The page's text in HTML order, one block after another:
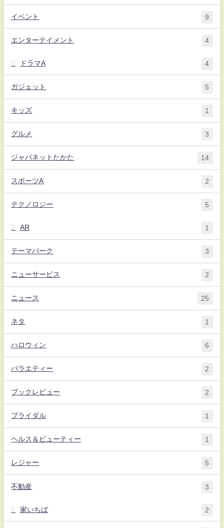
イベント 9
エンターテイメント 4
ドラマA 4
ガジェット 5
キッズ 1
グルメ 3
ジャパネットたかた 14
スポーツA 2
テクノロジー 5
AR 1
テーマパーク 3
ニューサービス 2
ニュース 25
ネタ 1
ハロウィン 6
バラエティー 2
ブックレビュー 2
ブライダル 1
ヘルス＆ビューティー 1
レジャー 5
不動産 3
家いちば 2